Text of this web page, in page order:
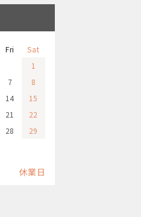
Fri
Sat
1
7
8
14
15
21
22
28
29
休業日